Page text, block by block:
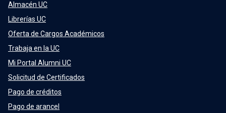
Almacén UC
Librerías UC
Oferta de Cargos Académicos
Trabaja en la UC
Mi Portal Alumni UC
Solicitud de Certificados
Pago de créditos
Pago de arancel